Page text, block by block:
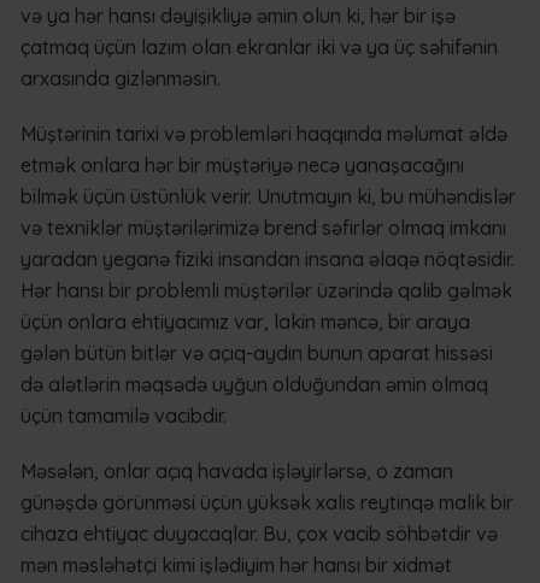
və ya hər hansı dəyişikliyə əmin olun ki, hər bir işə
çatmaq üçün lazım olan ekranlar iki və ya üç səhifənin
arxasında gizlənməsin.
Müştərinin tarixi və problemləri haqqında məlumat əldə
etmək onlara hər bir müştəriyə necə yanaşacağını
bilmək üçün üstünlük verir. Unutmayın ki, bu mühəndislər
və texniklər müştərilərimizə brend səfirlər olmaq imkanı
yaradan yeganə fiziki insandan insana əlaqə nöqtəsidir.
Hər hansı bir problemli müştərilər üzərində qalib gəlmək
üçün onlara ehtiyacımız var, lakin məncə, bir araya
gələn bütün bitlər və açıq-aydın bunun aparat hissəsi
də alətlərin məqsədə uyğun olduğundan əmin olmaq
üçün tamamilə vacibdir.
Məsələn, onlar açıq havada işləyirlərsə, o zaman
günəşdə görünməsi üçün yüksək xalis reytinqə malik bir
cihaza ehtiyac duyacaqlar. Bu, çox vacib söhbətdir və
mən məsləhətçi kimi işlədiyim hər hansı bir xidmət